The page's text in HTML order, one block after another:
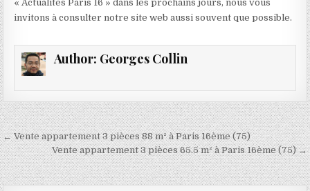
« Actualités Paris 16 » dans les prochains jours, nous vous
invitons à consulter notre site web aussi souvent que possible.
Author: Georges Collin
Navigation
de
l’article
← Vente appartement 3 pièces 88 m² à Paris 16ème (75)
Vente appartement 3 pièces 65.5 m² à Paris 16ème (75) →